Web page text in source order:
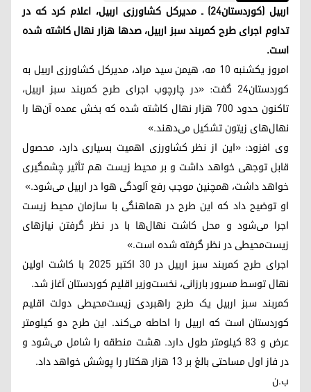
اربیل (کوردستان۲۴) ـ مدیرکل کشاورزی اربیل، اعلام کرد که در
تداوم اجرای طرح کمربند سبز اربیل، صدها هزار نهال کاشته شده
است.
امروز یکشنبه ۱۰ مه، هیمن سید مراد، مدیرکل کشاورزی اربیل به
کوردستان۲۴ گفت: «در چارچوب اجرای طرح کمربند سبز اربیل،
تاکنون حدود ۷۰۰ هزار نهال کاشته شده که بخش عمده آن‌ها را
نهال‌های زیتون تشکیل می‌دهند.»
وی افزود: «این از نظر کشاورزی اهمیت بسیاری دارد، محصول
قابل توجهی خواهد داشت و بر محیط زیست هم تأثیر چشمگیری
خواهد داشت، همچنین موجب رفع آلودگی هوا در اربیل می‌شود.»
او توضیح داد که این طرح در هماهنگی با سازمان محیط زیست
اجرا می‌شود و محل کاشت نها‌ل‌ها با در نظر گرفتن نیازهای
زیست‌محیطی در نظر گرفته شده است.»
اجرای طرح کمربند سبز اربیل در ۳۰ اکتبر ۲۰۲۵ با کاشت اولین
نهال توسط مسرور بارزانی، نخست‌وزیر اقلیم کوردستان آغاز شد.
کمربند سبز اربیل یک طرح راهبردی زیست‌محیطی دولت اقلیم
کوردستان است که اربیل را احاطه می‌کند. این طرح دو کیلومتر
عرض و ۸۳ کیلومتر طول دارد. هشت منطقه را شامل می‌شود و
در فاز اول مساحتی بالغ بر ۱۳ هزار هکتار را پوشش خواهد داد.
ب.ن